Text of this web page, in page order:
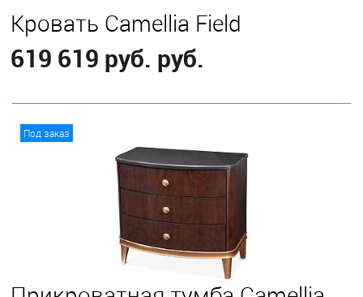
Кровать Camellia Field
619 619 руб. руб.
Queen
Под заказ